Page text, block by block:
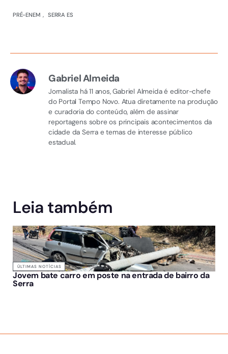
PRÉ-ENEM , SERRA ES
Gabriel Almeida
Jornalista há 11 anos, Gabriel Almeida é editor-chefe
do Portal Tempo Novo. Atua diretamente na produção
e curadoria do conteúdo, além de assinar
reportagens sobre os principais acontecimentos da
cidade da Serra e temas de interesse público
estadual.
Leia também
ÚLTIMAS NOTÍCIAS
Jovem bate carro em poste na entrada de bairro da
Serra